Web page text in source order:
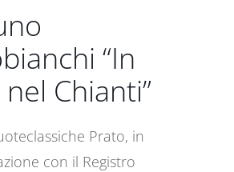
“In
Chianti”
Prato, in
con il Registro